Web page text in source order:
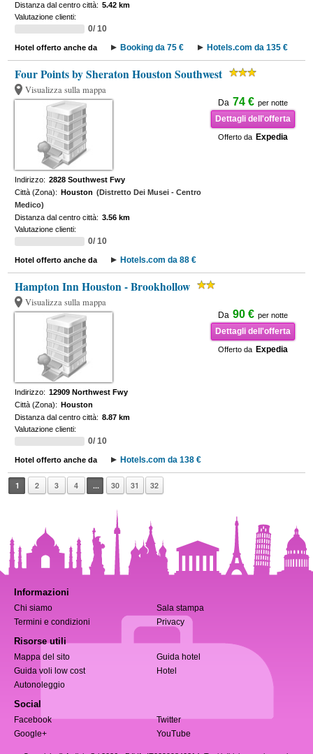
Distanza dal centro città: 5.42 km
Valutazione clienti:
0/ 10
Hotel offerto anche da Booking da 75 € Hotels.com da 135 €
Four Points by Sheraton Houston Southwest
Visualizza sulla mappa
Da 74 € per notte
Dettagli dell'offerta
Offerto da Expedia
Indirizzo: 2828 Southwest Fwy
Città (Zona): Houston (Distretto Dei Musei - Centro
Medico)
Distanza dal centro città: 3.56 km
Valutazione clienti:
0/ 10
Hotel offerto anche da Hotels.com da 88 €
Hampton Inn Houston - Brookhollow
Visualizza sulla mappa
Da 90 € per notte
Dettagli dell'offerta
Offerto da Expedia
Indirizzo: 12909 Northwest Fwy
Città (Zona): Houston
Distanza dal centro città: 8.87 km
Valutazione clienti:
0/ 10
Hotel offerto anche da Hotels.com da 138 €
1 2 3 4 ... 30 31 32
Informazioni
Chi siamo
Sala stampa
Termini e condizioni
Privacy
Risorse utili
Mappa del sito
Guida hotel
Guida voli low cost
Hotel
Autonoleggio
Social
Facebook
Twitter
Google+
YouTube